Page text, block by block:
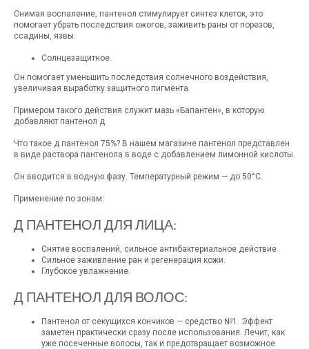
Снимая воспаление, пантенол стимулирует синтез клеток, это
помогает убрать последствия ожогов, заживить раны от порезов,
ссадины, язвы.
Солнцезащитное.
Он помогает уменьшить последствия солнечного воздействия,
увеличивая выработку защитного пигмента.
Примером такого действия служит мазь «Бапантен», в которую
добавляют пантенол д.
Что такое д пантенол 75%? В нашем магазине пантенол представлен
в виде раствора пантенола в воде с добавлением лимонной кислоты.
Он вводится в водную фазу. Температурный режим — до 50°С.
Применение по зонам:
Д ПАНТЕНОЛ ДЛЯ ЛИЦА:
Снятие воспалений, сильное антибактериальное действие.
Сильное заживление ран и регенерация кожи.
Глубокое увлажнение.
Д ПАНТЕНОЛ ДЛЯ ВОЛОС:
Пантенол от секущихся кончиков — средство №1. Эффект
заметен практически сразу после использования. Лечит, как
уже посеченные волосы, так и предотвращает возможное